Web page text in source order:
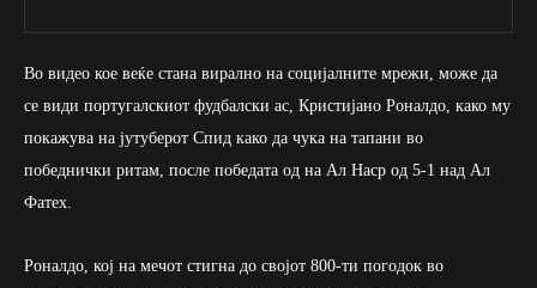
Во видео кое веќе стана вирално на социјалните мрежи, може да
се види португалскиот фудбалски ас, Кристијано Роналдо, како му
покажува на јутуберот Спид како да чука на тапани во
победнички ритам, после победата од на Ал Наср од 5-1 над Ал
Фатех.
Роналдо, кој на мечот стигна до својот 800-ти погодок во